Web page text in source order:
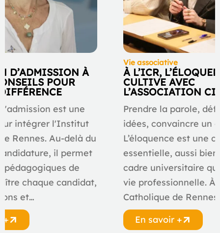
D’ADMISSION À
POUR
est une
intégrer l'Institut
Rennes. Au-delà du
il permet
pédagogiques de
chaque candidat,
et…
+
Vie associative
À L’ICR,
CULTIVE AVEC
L’ASSOCIATION
Prendre la parole,
idées, convaincre un
L’éloquence est une
essentielle, aussi
cadre universitaire
vie professionnelle. À
Catholique de
En savoir +